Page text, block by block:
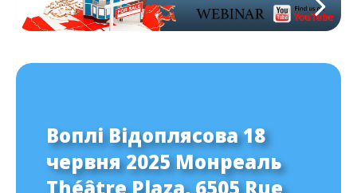
Воплі Відоплясова 18
червня 2025 Монреаль